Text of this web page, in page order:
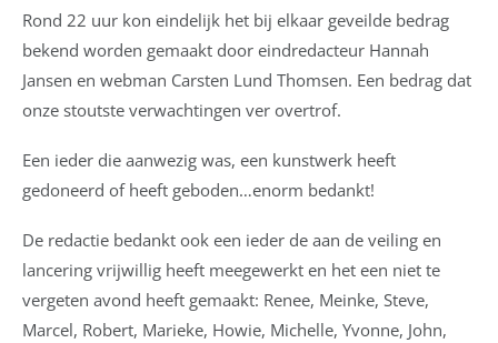
Rond 22 uur kon eindelijk het bij elkaar geveilde bedrag
bekend worden gemaakt door eindredacteur Hannah
Jansen en webman Carsten Lund Thomsen. Een bedrag dat
onze stoutste verwachtingen ver overtrof.
Een ieder die aanwezig was, een kunstwerk heeft
gedoneerd of heeft geboden…enorm bedankt!
De redactie bedankt ook een ieder de aan de veiling en
lancering vrijwillig heeft meegewerkt en het een niet te
vergeten avond heeft gemaakt: Renee, Meinke, Steve,
Marcel, Robert, Marieke, Howie, Michelle, Yvonne, John,